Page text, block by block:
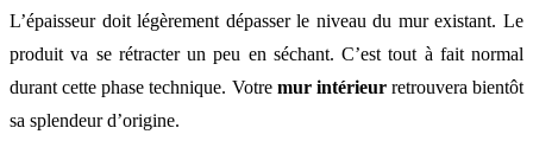
L’épaisseur doit légèrement dépasser le niveau du mur existant. Le
produit va se rétracter un peu en séchant. C’est tout à fait normal
durant cette phase technique. Votre mur intérieurretrouvera bientôt
sa splendeur d’origine.